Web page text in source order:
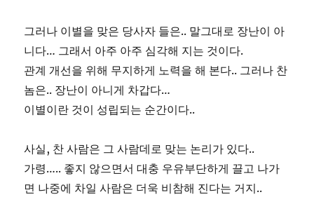
그러나 이별을 맞은 당사자 들은.. 말그대로 장난이 아
니다… 그래서 아주 아주 심각해 지는 것이다.
관계 개선을 위해 무지하게 노력을 해 본다.. 그러나 찬
놈은.. 장난이 아니게 차갑다…
이별이란 것이 성립되는 순간이다..
사실, 찬 사람은 그 사람데로 맞는 논리가 있다..
가령….. 좋지 않으면서 대충 우유부단하게 끌고 나가
면 나중에 차일 사람은 더욱 비참해 진다는 거지..